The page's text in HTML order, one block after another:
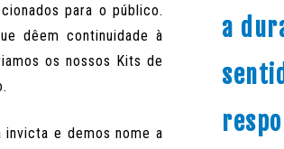
para o público.
dêem continuidade à
os nossos Kits de
invicta e demosnome a
a